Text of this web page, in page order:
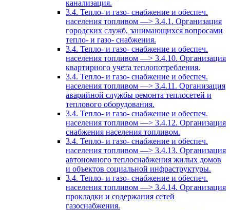
канализация.
3.4. Тепло- и газо- снабжение и обеспеч.
населения топливом —> 3.4.1. Организация
городских служб, занимающихся вопросами
тепло- и газо- снабжения.
3.4. Тепло- и газо- снабжение и обеспеч.
населения топливом —> 3.4.10. Организация
квартирного учета теплопотребления.
3.4. Тепло- и газо- снабжение и обеспеч.
населения топливом —> 3.4.11. Организация
аварийной службы ремонта теплосетей и
теплового оборудования.
3.4. Тепло- и газо- снабжение и обеспеч.
населения топливом —> 3.4.12. Организация
снабжения населения топливом.
3.4. Тепло- и газо- снабжение и обеспеч.
населения топливом —> 3.4.13. Организация
автономного теплоснабжения жилых домов
и объектов социальной инфраструктуры.
3.4. Тепло- и газо- снабжение и обеспеч.
населения топливом —> 3.4.14. Организация
прокладки и содержания сетей
газоснабжения.